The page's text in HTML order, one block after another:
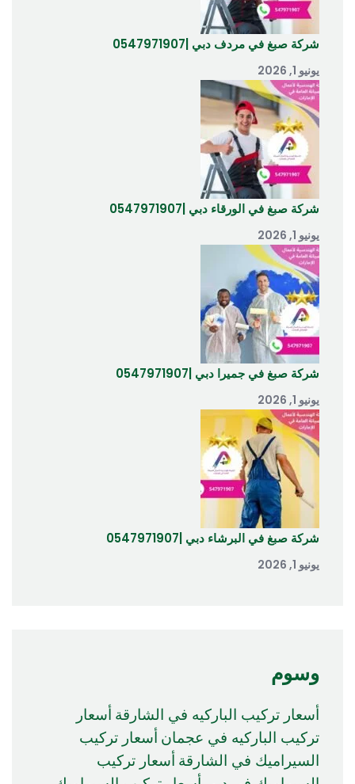
شركة صبغ في مردف دبي |0547971907
يونيو 1, 2026
شركة صبغ في الورقاء دبي |0547971907
يونيو 1, 2026
شركة صبغ في جميرا دبي |0547971907
يونيو 1, 2026
شركة صبغ في البرشاء دبي |0547971907
يونيو 1, 2026
وسوم
أسعار تركيب الباركيه في الشارقة أسعار
تركيب الباركيه في عجمان أسعار تركيب
السيراميك في الشارقة أسعار تركيب